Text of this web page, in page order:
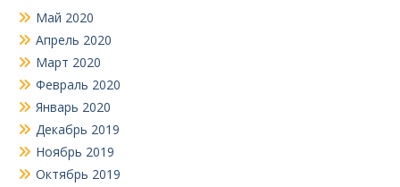
Май 2020
Апрель 2020
Март 2020
Февраль 2020
Январь 2020
Декабрь 2019
Ноябрь 2019
Октябрь 2019